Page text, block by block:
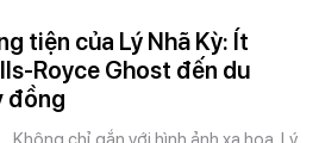
tiện của Lý Nhã Kỳ: Ít
Royce Ghost đến du
đồng